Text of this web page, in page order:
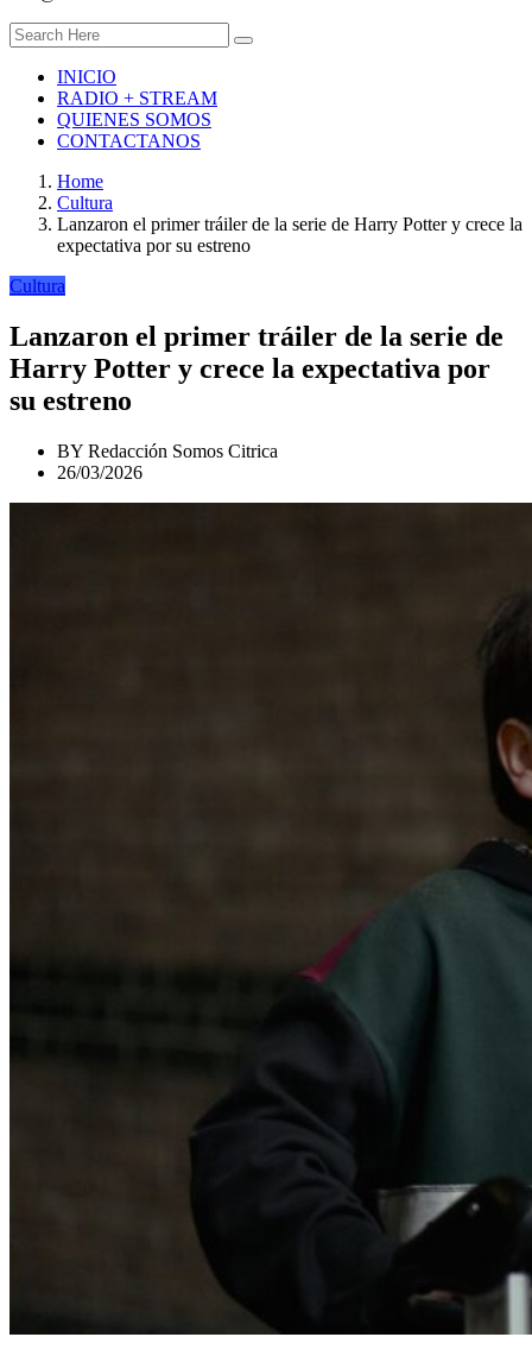
INICIO
RADIO + STREAM
QUIENES SOMOS
CONTACTANOS
Home
Cultura
Lanzaron el primer tráiler de la serie de Harry Potter y crece la
expectativa por su estreno
Cultura
Lanzaron el primer tráiler de la serie de
Harry Potter y crece la expectativa por
su estreno
BY Redacción Somos Citrica
26/03/2026